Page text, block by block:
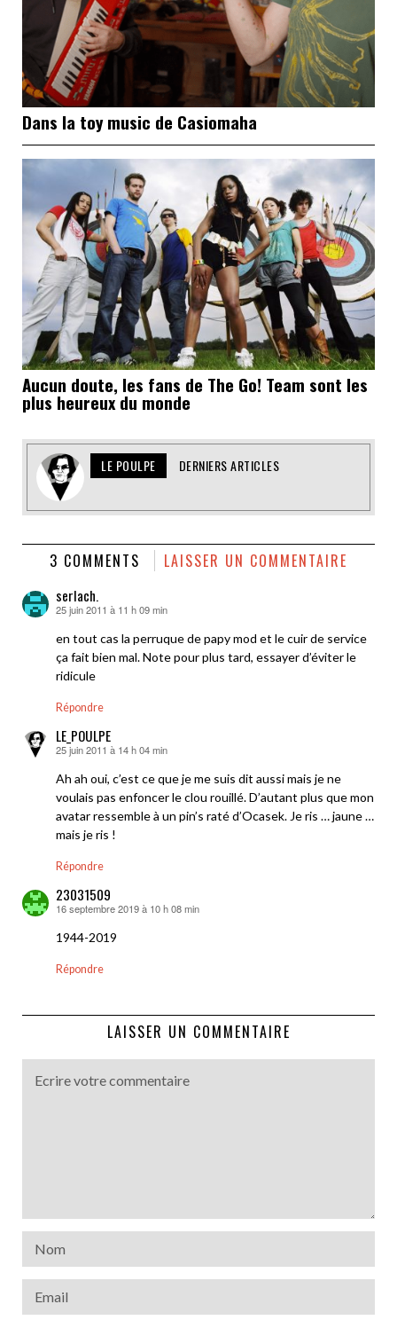
Dans la toy music de Casiomaha
Aucun doute, les fans de The Go! Team sont les
plus heureux du monde
LE POULPE DERNIERS ARTICLES
3 COMMENTS LAISSER UN COMMENTAIRE
serlach.
dit :
25 juin 2011 à 11 h 09 min
en tout cas la perruque de papy mod et le cuir de service
ça fait bien mal. Note pour plus tard, essayer d’éviter le
ridicule
Répondre
LE_POULPE
dit :
25 juin 2011 à 14 h 04 min
Ah ah oui, c’est ce que je me suis dit aussi mais je ne
voulais pas enfoncer le clou rouillé. D’autant plus que mon
avatar ressemble à un pin’s raté d’Ocasek. Je ris … jaune …
mais je ris !
Répondre
23031509
dit :
16 septembre 2019 à 10 h 08 min
1944-2019
Répondre
LAISSER UN COMMENTAIRE